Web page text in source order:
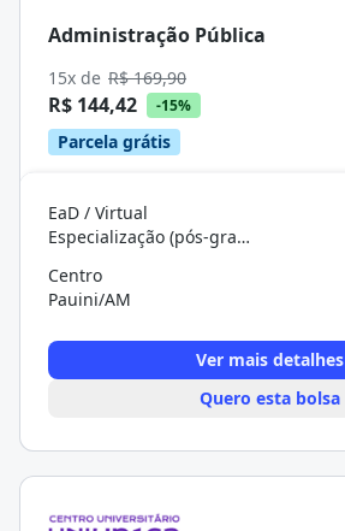
Administração Pública
15x de R$ 169,90
R$ 144,42 -15%
Parcela grátis
EaD / Virtual
Especialização (pós-graduação)
Centro
Pauini/AM
Ver mais detalhes
Quero esta bolsa